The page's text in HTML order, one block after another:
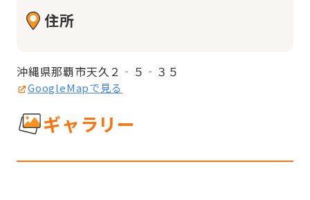
住所
沖縄県那覇市天久２‐５‐３５
GoogleMapで見る
ギャラリー